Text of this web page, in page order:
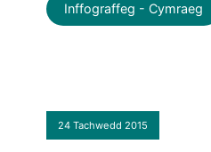
Inffograffeg - Cymraeg
24 Tachwedd 2015